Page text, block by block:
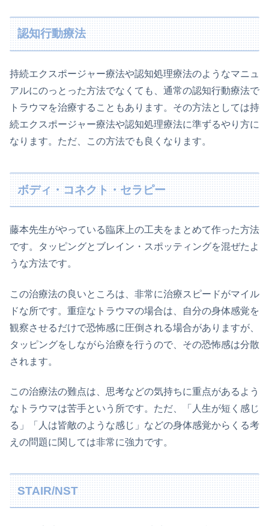
認知行動療法
持続エクスポージャー療法や認知処理療法のようなマニュ
アルにのっとった方法でなくても、通常の認知行動療法で
トラウマを治療することもあります。その方法としては持
続エクスポージャー療法や認知処理療法に準ずるやり方に
なります。ただ、この方法でも良くなります。
ボディ・コネクト・セラピー
藤本先生がやっている臨床上の工夫をまとめて作った方法
です。タッピングとブレイン・スポッティングを混ぜたよ
うな方法です。
この治療法の良いところは、非常に治療スピードがマイル
ドな所です。重症なトラウマの場合は、自分の身体感覚を
観察させるだけで恐怖感に圧倒される場合がありますが、
タッピングをしながら治療を行うので、その恐怖感は分散
されます。
この治療法の難点は、思考などの気持ちに重点があるよう
なトラウマは苦手という所です。ただ、「人生が短く感じ
る」「人は皆敵のような感じ」などの身体感覚からくる考
えの問題に関しては非常に強力です。
STAIR/NST